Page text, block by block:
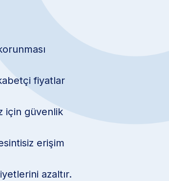
fiyatlar
için güvenlik
erişim
azaltır.